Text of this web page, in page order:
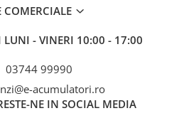
COMERCIALE
LUNI - VINERI 10:00 - 17:00
03744 99990
acumulatori.ro
NE IN SOCIAL MEDIA